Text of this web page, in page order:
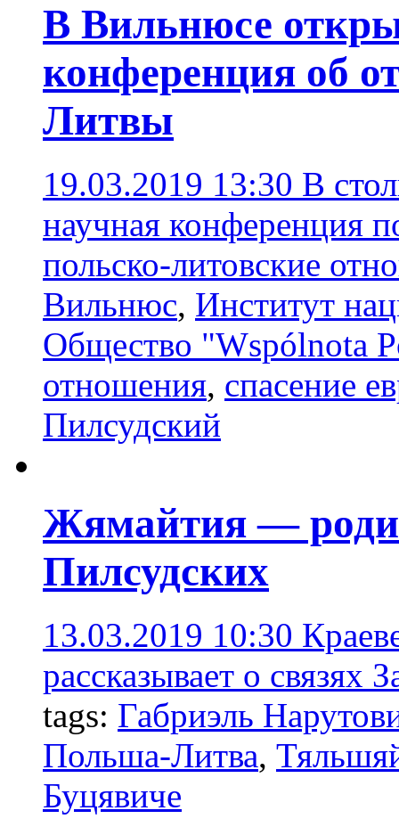
В Вильнюсе
конференция об
Литвы
19.03.2019 13:30 В
научная конференция
польско-литовские
Вильнюс, Институт
Общество "Wspólnota
отношения, спасение
Пилсудский
Жямайтия —
Пилсудских
13.03.2019 10:30
рассказывает о
tags: Габриэль
Польша-Литва,
Буцявиче